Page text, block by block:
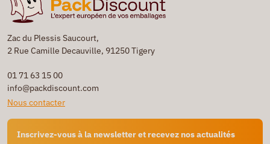
Zac du Plessis Saucourt,
2 Rue Camille Decauville, 91250 Tigery
01 71 63 15 00
info@packdiscount.com
Nous contacter
Inscrivez-vous à la newsletter et recevez nos actualités